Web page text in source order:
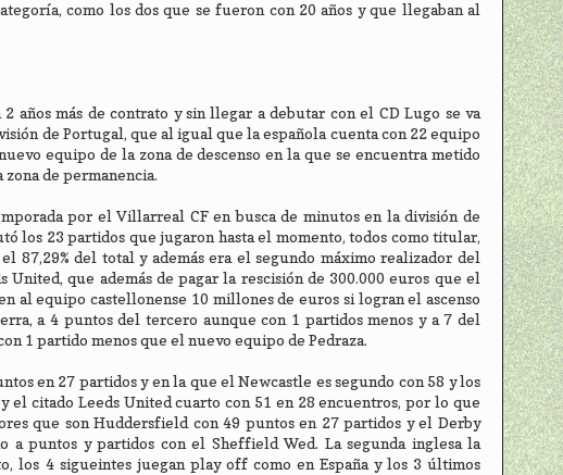
como los dos que se fueron con 20 años y que llegaban al
más de contrato y sin llegar a debutar con el CD Lugo se va
de Portugal, que al igual que la española cuenta con 22 equipo
equipo de la zona de descenso en la que se encuentra metido
de permanencia.
por el Villarreal CF en busca de minutos en la división de
los 23 partidos que jugaron hasta el momento, todos como titular,
87,29% del total y además era el segundo máximo realizador del
que además de pagar la rescisión de 300.000 euros que el
equipo castellonense 10 millones de euros si logran el ascenso
a 4 puntos del tercero aunque con 1 partidos menos y a 7 del
1 partido menos que el nuevo equipo de Pedraza.
en 27 partidos y en la que el Newcastle es segundo con 58 y los
el citado Leeds United cuarto con 51 en 28 encuentros, por lo que
que son Huddersfield con 49 puntos en 27 partidos y el Derby
a puntos y partidos con el Sheffield Wed. La segunda inglesa la
los 4 sigueintes juegan play off como en España y los 3 últimos